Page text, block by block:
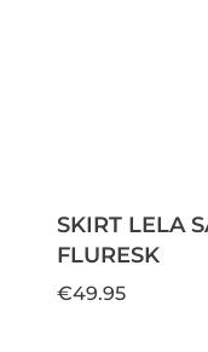
SKIRT LELA
FLURESK
€49.95